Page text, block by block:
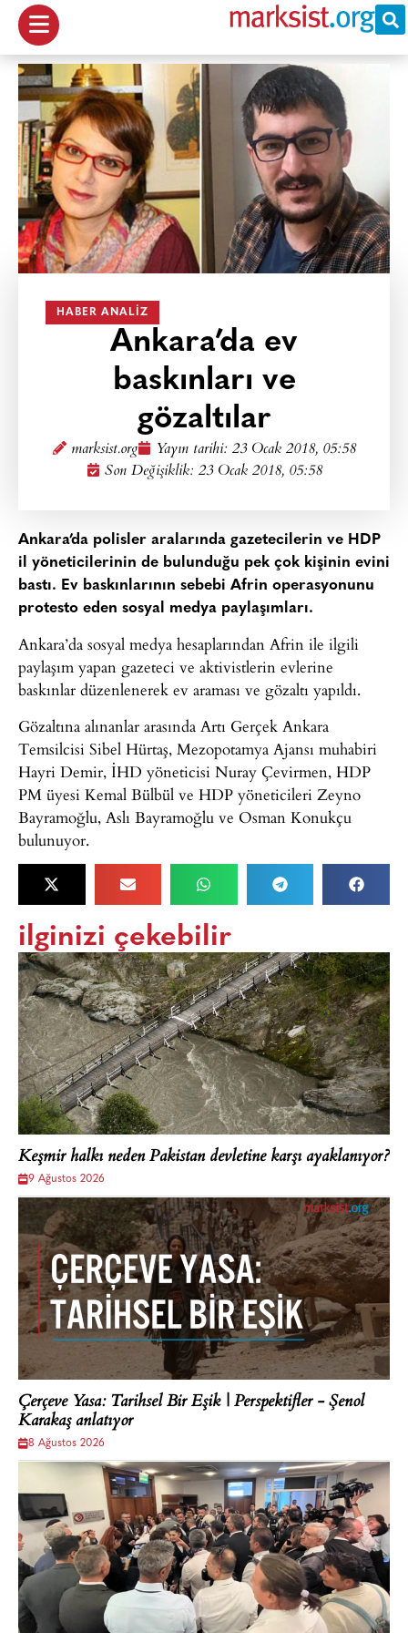
HABER ANALIZ
Ankara’da ev
baskınları ve
gözaltılar
marksist.org Yayın tarihi: 23 Ocak 2018, 05:58
Son Değişiklik: 23 Ocak 2018, 05:58
Ankara’da polisler aralarında gazetecilerin ve HDP
il yöneticilerinin de bulunduğu pek çok kişinin evini
bastı. Ev baskınlarının sebebi Afrin operasyonunu
protesto eden sosyal medya paylaşımları.
Ankara’da sosyal medya hesaplarından Afrin ile ilgili
paylaşım yapan gazeteci ve aktivistlerin evlerine
baskınlar düzenlenerek ev araması ve gözaltı yapıldı.
Gözaltına alınanlar arasında Artı Gerçek Ankara
Temsilcisi Sibel Hürtaş, Mezopotamya Ajansı muhabiri
Hayri Demir, İHD yöneticisi Nuray Çevirmen, HDP
PM üyesi Kemal Bülbül ve HDP yöneticileri Zeyno
Bayramoğlu, Aslı Bayramoğlu ve Osman Konukçu
bulunuyor.
ilginizi çekebilir
Keşmir halkı neden Pakistan devletine karşı ayaklanıyor?
9 Ağustos 2026
Çerçeve Yasa: Tarihsel Bir Eşik | Perspektifler - Şenol
Karakaş anlatıyor
8 Ağustos 2026